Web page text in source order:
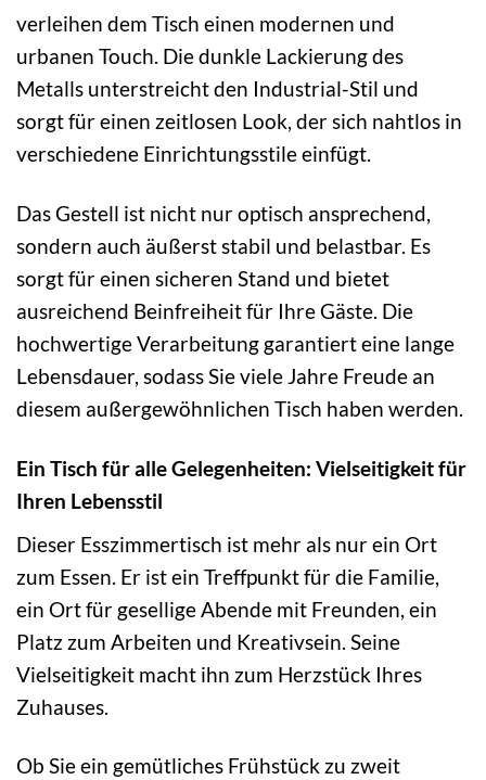
verleihen dem Tisch einen modernen und
urbanen Touch. Die dunkle Lackierung des
Metalls unterstreicht den Industrial-Stil und
sorgt für einen zeitlosen Look, der sich nahtlos in
verschiedene Einrichtungsstile einfügt.
Das Gestell ist nicht nur optisch ansprechend,
sondern auch äußerst stabil und belastbar. Es
sorgt für einen sicheren Stand und bietet
ausreichend Beinfreiheit für Ihre Gäste. Die
hochwertige Verarbeitung garantiert eine lange
Lebensdauer, sodass Sie viele Jahre Freude an
diesem außergewöhnlichen Tisch haben werden.
Ein Tisch für alle Gelegenheiten: Vielseitigkeit für
Ihren Lebensstil
Dieser Esszimmertisch ist mehr als nur ein Ort
zum Essen. Er ist ein Treffpunkt für die Familie,
ein Ort für gesellige Abende mit Freunden, ein
Platz zum Arbeiten und Kreativsein. Seine
Vielseitigkeit macht ihn zum Herzstück Ihres
Zuhauses.
Ob Sie ein gemütliches Frühstück zu zweit